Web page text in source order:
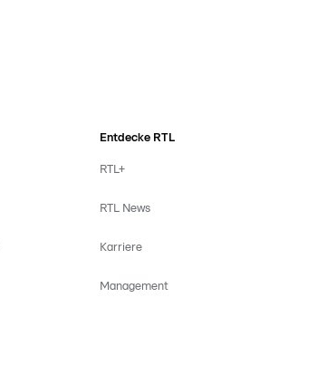
Entdecke RTL
RTL+
RTL News
Karriere
Management